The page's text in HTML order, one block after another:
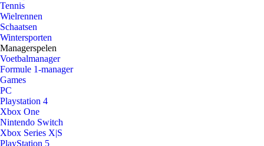
Tennis
Wielrennen
Schaatsen
Wintersporten
Managerspelen
Voetbalmanager
Formule 1-manager
Games
PC
Playstation 4
Xbox One
Nintendo Switch
Xbox Series X|S
PlayStation 5